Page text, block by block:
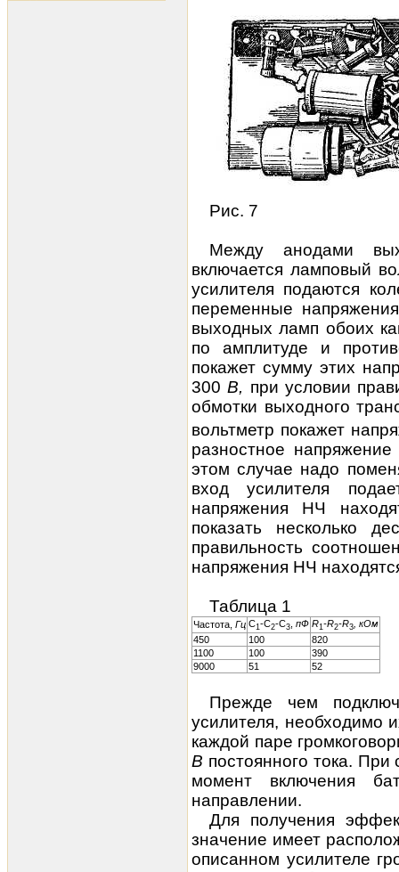
Рис. 7
Между анодами
включается ламповый
усилителя подаются
переменные
выходных ламп обоих
по амплитуде и
покажет сумму этих
300В, при условии
обмотки выходного
вольтметр покажет
разностное
этом случае надо
вход усилителя
напряжения НЧ
показать несколько
правильность
напряжения НЧ
Таблица 1
Частота, Гц С1-С2-С3 пФ R1-R2-R3 кОм
450
100
820
1100
100
390
9000
51 52
Прежде чем
усилителя, необходимо
каждой паре
В постоянного тока.
момент включения
направлении.
Для получения
значение имеет
описанном усилителе